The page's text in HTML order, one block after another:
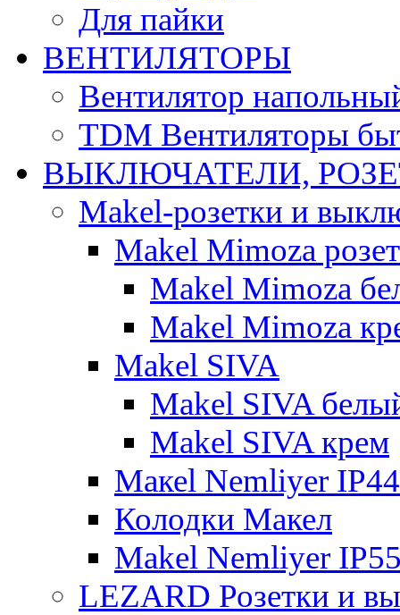
Для пайки
ВЕНТИЛЯТОРЫ
Вентилятор
TDM Вентиляторы
ВЫКЛЮЧАТЕЛИ,
Makel-розетки и
Makel Mimoza
Makel Mimoza
Makel Mimoza
Makel SIVA
Makel SIVA
Makel SIVA крем
Макеl Nemliyer IP44
Колодки Макел
Makel Nemliyer
LEZARD Розетки и